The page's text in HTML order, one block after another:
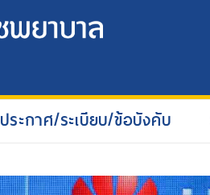
ประกาศ/ระเบียบ/ข้อบังคับ